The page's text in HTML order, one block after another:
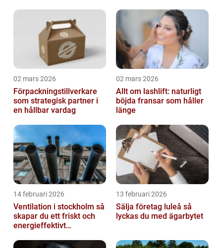
02 mars 2026
Förpackningstillverkare
som strategisk partner i
en hållbar vardag
02 mars 2026
Allt om lashlift: naturligt
böjda fransar som håller
länge
14 februari 2026
Ventilation i stockholm så
skapar du ett friskt och
energieffektivt
13 februari 2026
Sälja företag luleå så
lyckas du med ägarbytet